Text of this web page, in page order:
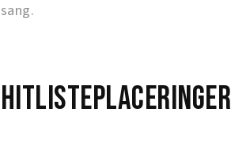
sang.
Hitlisteplaceringer